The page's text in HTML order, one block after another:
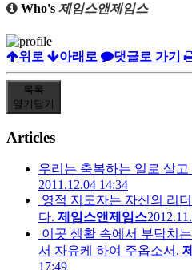
Who's 제임스앤제임스
위로 아래로 댓글로 가기
목록
열기 닫기
Articles
우리는 축복하는 일로 살고
2011.12.04 14:34
영적 지도자는 자신의 리
다. 제임스앤제임스
이곳 생활 속에서 부닥치
서 자유케 하여 주옵소서.
17:49